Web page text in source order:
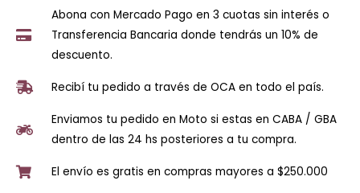
Abona con Mercado Pago en 3 cuotas sin interés o
Transferencia Bancaria donde tendrás un 10% de
descuento.
Recibí tu pedido a través de OCA en todo el país.
Enviamos tu pedido en Moto si estas en CABA / GBA
dentro de las 24 hs posteriores a tu compra.
El envío es gratis en compras mayores a $250.000